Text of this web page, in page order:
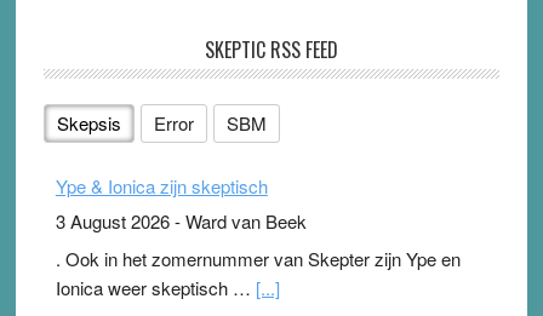
SKEPTIC RSS FEED
Skepsis Error SBM
Ype & Ionica zijn skeptisch
3 August 2026-Ward van Beek
. Ook in het zomernummer van Skepter zijn Ype en
Ionica weer skeptisch … [...]